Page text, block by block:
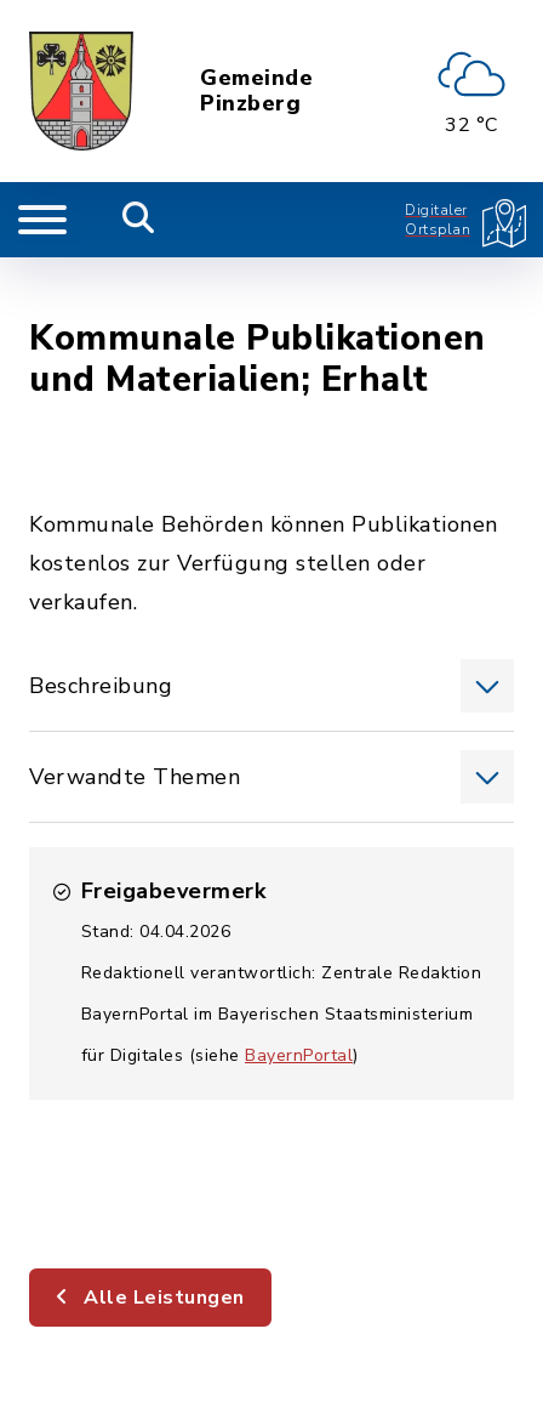
Gemeinde
Pinzberg
32 °C
Digitaler
Ortsplan
Kommunale Publikationen
und Materialien; Erhalt
Kommunale Behörden können Publikationen
kostenlos zur Verfügung stellen oder
verkaufen.
Beschreibung
Verwandte Themen
Freigabevermerk
Stand: 04.04.2026
Redaktionell verantwortlich: Zentrale Redaktion
BayernPortal im Bayerischen Staatsministerium
für Digitales (siehe BayernPortal)
Alle Leistungen